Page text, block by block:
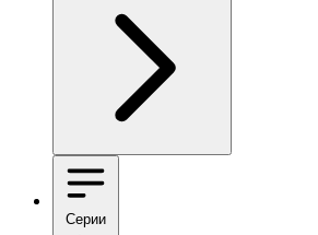
Серии